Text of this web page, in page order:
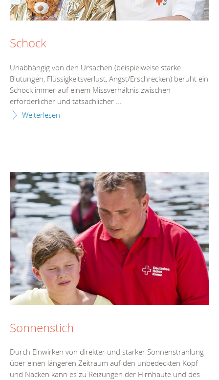
Schock
Unabhängig von den Ursachen (beispielweise starke
Blutungen, Flüssigkeitsverlust, Angst/Erschrecken) beruht ein
Schock immer auf einem Missverhältnis zwischen
erforderlicher und tatsächlicher ...
Weiterlesen
Sonnenstich
Durch Einwirken von direkter und starker Sonnenstrahlung
über einen längeren Zeitraum auf den unbedeckten Kopf
und Nacken kann es zu Reizungen der Hirnhäute und des